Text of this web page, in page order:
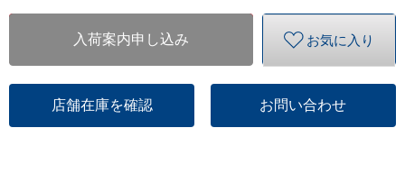
入荷案内申し込み お気に入り
店舗在庫を確認 お問い合わせ